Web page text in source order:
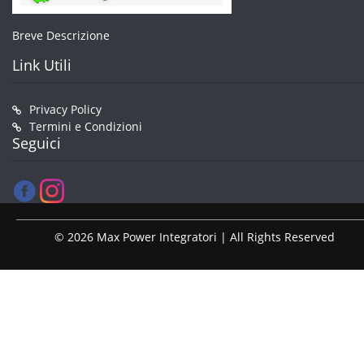
Breve Descrizione
Link Utili
Privacy Policy
Termini e Condizioni
Seguici
© 2026 Max Power Integratori | All Rights Reserved